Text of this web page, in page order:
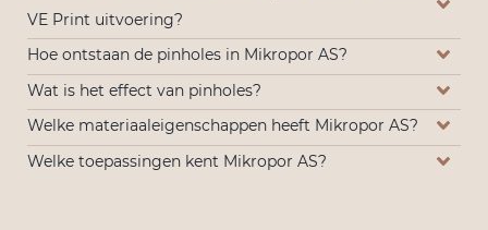
VE Print uitvoering?
Hoe ontstaan de pinholes in Mikropor AS?
Wat is het effect van pinholes?
Welke materiaaleigenschappen heeft Mikropor AS?
Welke toepassingen kent Mikropor AS?